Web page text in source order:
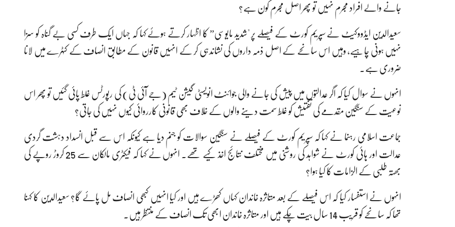
جانے والے افراد مجرم نہیں تو پھر اصل مجرم کون ہے؟
سعیدالدین ایڈووکیٹ نے سپریم کورٹ کے فیصلے پر "شدید مایوسی” کا اظہار کرتے ہوئے کہا کہ جہاں ایک طرف کسی بے گناہ کو سزا
نہیں ہونی چاہیے، وہیں اس سانحے کے اصل ذمہ داروں کی نشاندہی کر کے انہیں قانون کے مطابق انصاف کے کٹہرے میں لانا
ضروری ہے۔
انہوں نے سوال کیا کہ اگر عدالتوں میں پیش کی جانے والی جوائنٹ انویسٹی گیشن ٹیم (جے آئی ٹی) کی رپورٹس غلط پائی گئیں تو پھر اس
نوعیت کے سنگین مقدمے کی تفتیش کو غلط سمت دینے والوں کے خلاف بھی قانونی کارروائی کیوں نہیں کی جاتی؟
جماعت اسلامی رہنما نے کہا کہ سپریم کورٹ کے فیصلے نے سنگین سوالات کو جنم دیا ہے کیونکہ اس سے قبل انسداد دہشت گردی
عدالت اور ہائی کورٹ نے شواہد کی روشنی میں مختلف نتائج اخذ کیے تھے۔ انہوں نے کہا کہ فیکٹری مالکان سے 25 کروڑ روپے کی
بھتہ طلبی کے الزامات کا کیا ہوا؟
انہوں نے استفسار کیا کہ اس فیصلے کے بعد متاثرہ خاندان کہاں کھڑے ہیں اور کیا انہیں کبھی انصاف مل پائے گا؟ سعیدالدین کا کہنا
تھا کہ سانحے کو قریب 14 سال بیت چکے ہیں اور متاثرہ خاندان ابھی تک انصاف کے منتظر ہیں۔